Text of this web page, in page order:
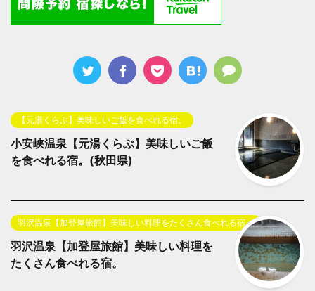
【元湯くらぶ】美味しいご飯を食べれる宿。
小安峡温泉【元湯くらぶ】美味しいご飯
を食べれる宿。(秋田県)
羽沢温泉【加登屋旅館】美味しい料理をたくさん食べれる宿。
羽沢温泉【加登屋旅館】美味しい料理を
たくさん食べれる宿。